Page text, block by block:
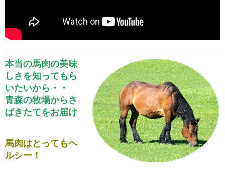
本当の馬肉の美味
しさを知ってもら
いたいから・・
青森の牧場からさ
ばきたてをお届け
馬肉はとってもヘ
ルシー！